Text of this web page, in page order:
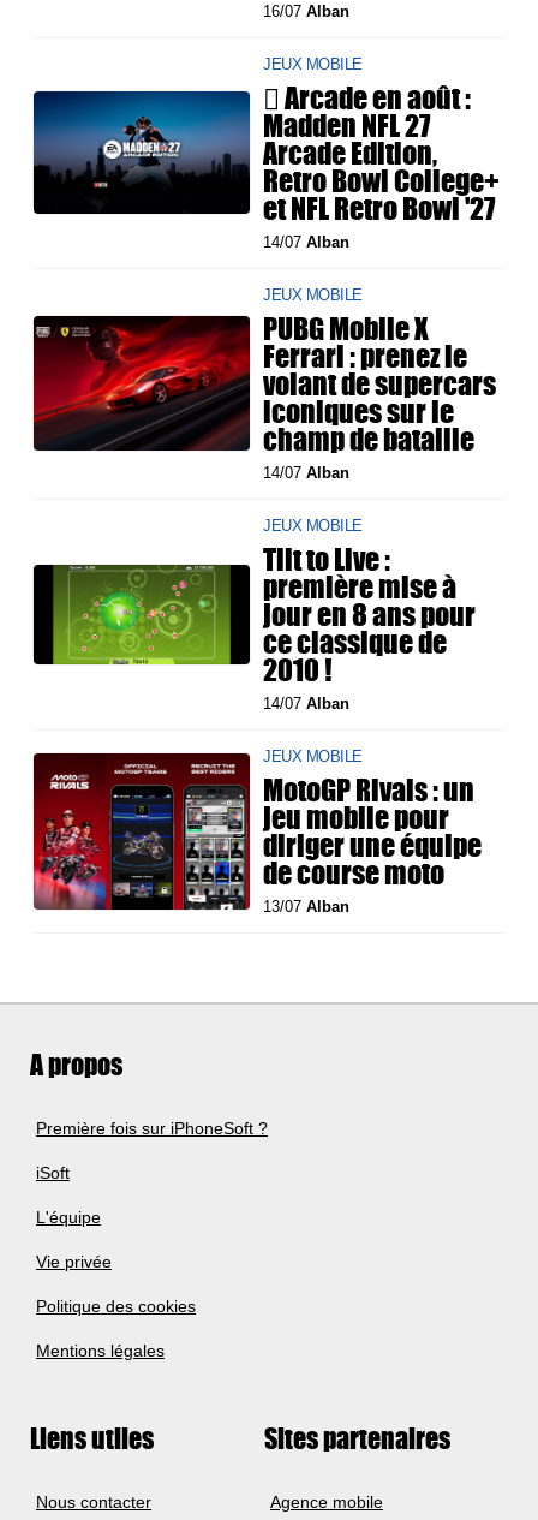
16/07Alban
JEUX MOBILE
 Arcade en août :
Madden NFL 27
Arcade Edition,
Retro Bowl College+
et NFL Retro Bowl '27
14/07Alban
JEUX MOBILE
PUBG Mobile X
Ferrari : prenez le
volant de supercars
iconiques sur le
champ de bataille
14/07Alban
JEUX MOBILE
Tilt to Live :
première mise à
jour en 8 ans pour
ce classique de
2010 !
14/07Alban
JEUX MOBILE
MotoGP Rivals : un
jeu mobile pour
diriger une équipe
de course moto
13/07Alban
A propos
Première fois sur iPhoneSoft ?
iSoft
L'équipe
Vie privée
Politique des cookies
Mentions légales
Liens utiles
Nous contacter
Sites partenaires
Agence mobile